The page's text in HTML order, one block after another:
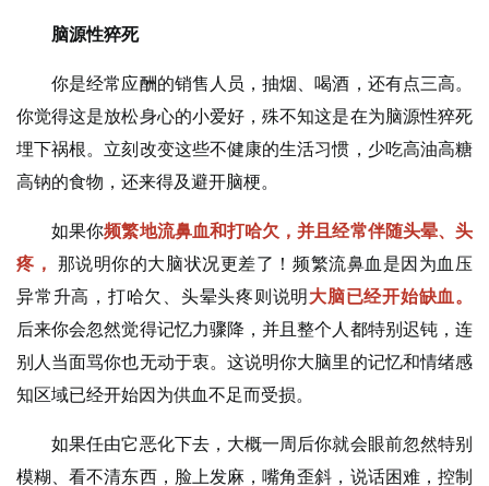
脑源性猝死
你是经常应酬的销售人员，抽烟、喝酒，还有点三高。
你觉得这是放松身心的小爱好，殊不知这是在为脑源性猝死
埋下祸根。立刻改变这些不健康的生活习惯，少吃高油高糖
高钠的食物，还来得及避开脑梗。
如果你频繁地流鼻血和打哈欠，并且经常伴随头晕、头
疼，
那说明你的大脑状况更差了！频繁流鼻血是因为血压
异常升高，打哈欠、头晕头疼则说明 大脑已经开始缺血。
后来你会忽然觉得记忆力骤降，并且整个人都特别迟钝，连
别人当面骂你也无动于衷。这说明你大脑里的记忆和情绪感
知区域已经开始因为供血不足而受损。
如果任由它恶化下去，大概一周后你就会眼前忽然特别
模糊、看不清东西，脸上发麻，嘴角歪斜，说话困难，控制